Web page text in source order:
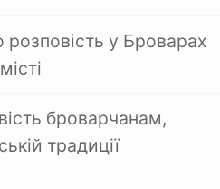
у Броварах
броварчанам,
традиції